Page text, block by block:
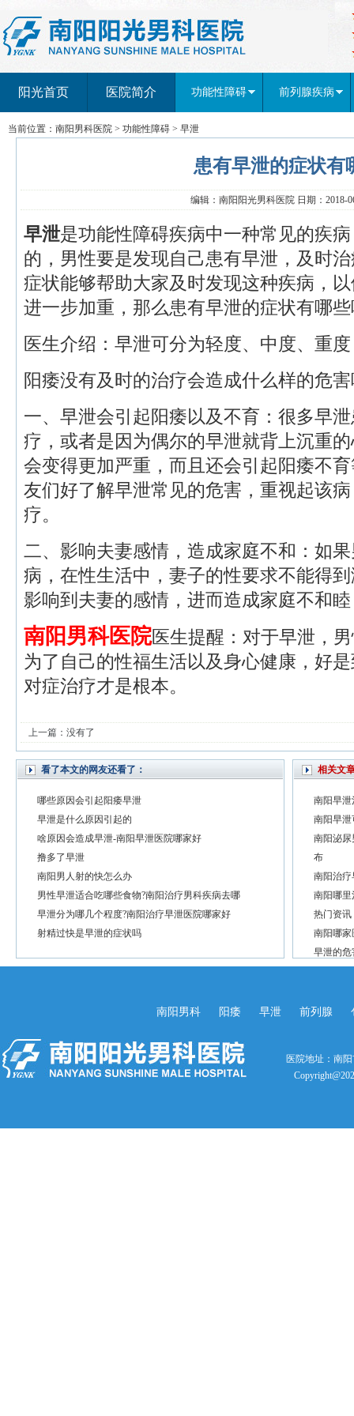
阳光首页 医院简介 功能性障碍 前列腺疾病
当前位置： 南阳男科医院 > 功能性障碍 > 早泄
患有早泄的症状有
编辑：南阳阳光男科医院 日期：2018-
早泄是功能性障碍疾病中一种常见的疾
的，男性要是发现自己患有早泄，及时
症状能够帮助大家及时发现这种疾病，
进一步加重，那么患有早泄的症状有哪些
医生介绍：早泄可分为轻度、中度、重
阳痿没有及时的治疗会造成什么样的危害
一、早泄会引起阳痿以及不育：很多早
疗，或者是因为偶尔的早泄就背上沉重
会变得更加严重，而且还会引起阳痿不
友们好了解早泄常见的危害，重视起该
疗。
二、影响夫妻感情，造成家庭不和：如
病，在性生活中，妻子的性要求不能得
影响到夫妻的感情，进而造成家庭不和
南阳男科医院医生提醒：对于早泄，
为了自己的性福生活以及身心健康，好
对症治疗才是根本。
上一篇：没有了
看了本文的网友还看了：
哪些原因会引起阳痿早泄
早泄是什么原因引起的
啥原因会造成早泄-南阳早泄医院哪家好
撸多了早泄
南阳男人射的快怎么办
男性早泄适合吃哪些食物?南阳治疗男科疾病去哪
早泄分为哪几个程度?南阳治疗早泄医院哪家好
射精过快是早泄的症状吗
相关文
南阳早泄
南阳早泄
南阳泌
布
南阳治疗
南阳哪里
热门资讯
南阳哪家
早泄的危
南阳男科 阳痿 早泄 前列腺
医院地址：南